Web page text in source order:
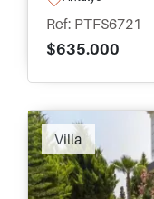
Ref: PTFS6721
$635.000
Villa